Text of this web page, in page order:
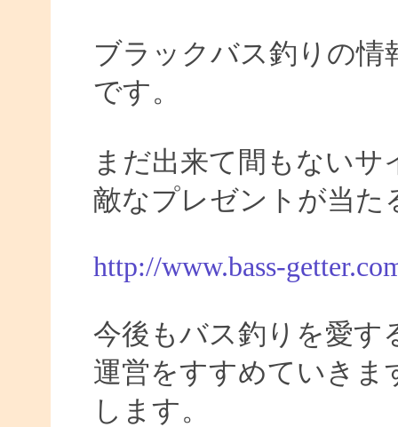
ブラックバス釣りの情
です。
まだ出来て間もないサ
敵なプレゼントが当た
http://www.bass-
今後もバス釣りを愛す
運営をすすめていきま
します。